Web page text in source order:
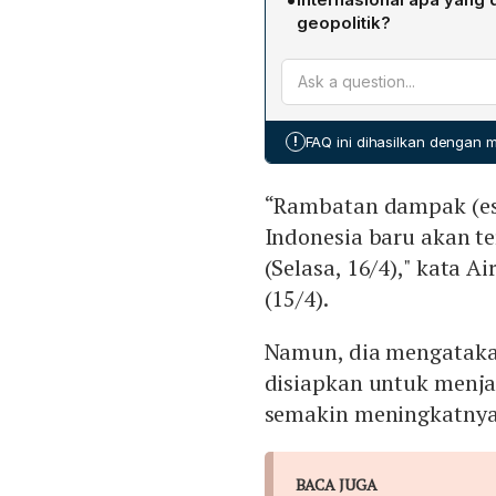
terkendali.
Selain itu, diharapkan
Upaya tersebut ditujukan
serta biaya kargo yang
geopolitik?
Sri Mulyani menegaskan
menghadapi gejolak
bersama eselon I
koordinasi kebijakan
! FAQ ini dihasilkan dengan
“Rambatan dampak
Indonesia baru akan
(Selasa, 16/4)," kata
(15/4).
Namun, dia
disiapkan untuk
semakin
BACA JUGA